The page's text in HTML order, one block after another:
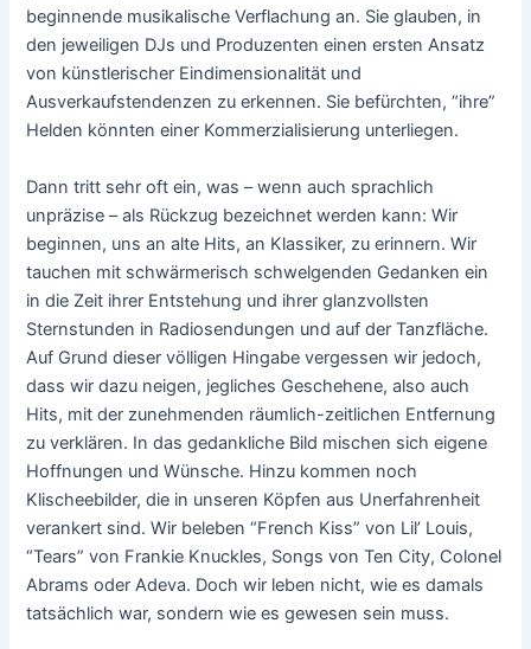
beginnende musikalische Verflachung an. Sie glauben, in
den jeweiligen DJs und Produzenten einen ersten Ansatz
von künstlerischer Eindimensionalität und
Ausverkaufstendenzen zu erkennen. Sie befürchten, “ihre”
Helden könnten einer Kommerzialisierung unterliegen.
Dann tritt sehr oft ein, was – wenn auch sprachlich
unpräzise – als Rückzug bezeichnet werden kann: Wir
beginnen, uns an alte Hits, an Klassiker, zu erinnern. Wir
tauchen mit schwärmerisch schwelgenden Gedanken ein
in die Zeit ihrer Entstehung und ihrer glanzvollsten
Sternstunden in Radiosendungen und auf der Tanzfläche.
Auf Grund dieser völligen Hingabe vergessen wir jedoch,
dass wir dazu neigen, jegliches Geschehene, also auch
Hits, mit der zunehmenden räumlich-zeitlichen Entfernung
zu verklären. In das gedankliche Bild mischen sich eigene
Hoffnungen und Wünsche. Hinzu kommen noch
Klischeebilder, die in unseren Köpfen aus Unerfahrenheit
verankert sind. Wir beleben “French Kiss” von Lil’ Louis,
“Tears” von Frankie Knuckles, Songs von Ten City, Colonel
Abrams oder Adeva. Doch wir leben nicht, wie es damals
tatsächlich war, sondern wie es gewesen sein muss.